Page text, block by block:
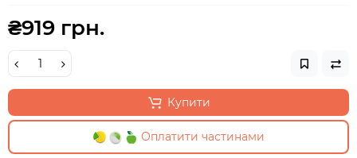
₴919 грн.
Купити
Оплатити частинами